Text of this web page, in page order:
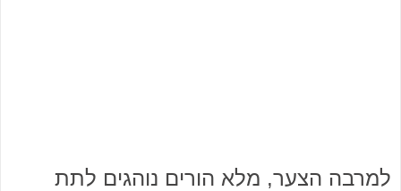
למרבה הצער, מלא הורים נוהגים לתת